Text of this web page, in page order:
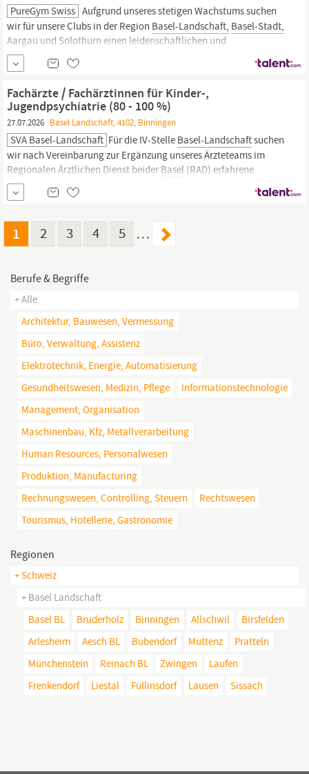
PureGym Swiss Aufgrund unseres stetigen Wachstums suchen
wir für unsere Clubs in der Region Basel-Landschaft, Basel-Stadt,
Aargau und Solothurn einen leidenschaftlichen und
sportbegeisterten Springer für die Position als Assistant Manager
Fitness (m/w/d) mit einem Pensum von 100%. Die Einsatzorte
können je nach Bedarf variieren.
Fachärzte / Fachärztinnen für Kinder-,
Jugendpsychiatrie (80 - 100 %)
27.07.2026 Basel Landschaft, 4102, Binningen
SVA Basel-Landschaft Für die IV-Stelle Basel-Landschaftsuchen
wir nach Vereinbarung zur Ergänzung unseres Ärzteteams im
Regionalen Ärztlichen Dienst beider Basel (RAD) erfahrene
Persönlichkeiten als Fachärzte / Fachärztinnen für Kinder-,
Jugendpsychiatrie (80 - 100 %) Was Sie bewegen Medizinische
1 2 3 4 5 …
Berufe & Begriffe
+ Alle
Architektur, Bauwesen, Vermessung
Büro, Verwaltung, Assistenz
Elektrotechnik, Energie, Automatisierung
Gesundheitswesen, Medizin, Pflege
Informationstechnologie
Management, Organisation
Maschinenbau, Kfz, Metallverarbeitung
Human Resources, Personalwesen
Produktion, Manufacturing
Rechnungswesen, Controlling, Steuern
Rechtswesen
Tourismus, Hotellerie, Gastronomie
Regionen
+ Schweiz
+ Basel Landschaft
Basel BL
Bruderholz Binningen Allschwil
Birsfelden
Arlesheim
Aesch BL Bubendorf Muttenz
Pratteln
Münchenstein
Reinach BL Zwingen
Laufen
Frenkendorf
Liestal Füllinsdorf Lausen Sissach